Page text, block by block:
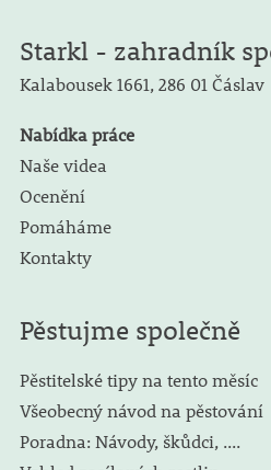
Starkl - zahradník
Kalabousek 1661, 286 01 Čáslav
Nabídka práce
Naše videa
Ocenění
Pomáháme
Kontakty
Pěstujme společně
Pěstitelské tipy na tento měsíc
Všeobecný návod na pěstování
Poradna: Návody, škůdci, ....